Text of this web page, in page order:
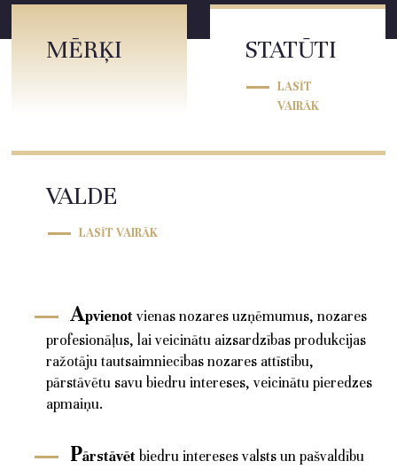
MĒRĶI STATŪTI
LASĪT
VAIRĀK
VALDE
LASĪT VAIRĀK
Apvienot vienas nozares uzņēmumus, nozares
profesionāļus, lai veicinātu aizsardzības produkcijas
ražotāju tautsaimniecības nozares attīstību,
pārstāvētu savu biedru intereses, veicinātu pieredzes
apmaiņu.
Pārstāvēt biedru intereses valsts un pašvaldību